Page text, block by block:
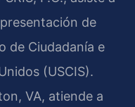
de
de Ciudadanía e
(USCIS).
VA, atiende a